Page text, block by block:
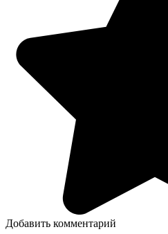
Добавить комментарий